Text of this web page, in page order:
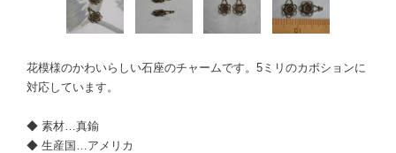
花模様のかわいらしい石座のチャームです。5ミリのカボションに
対応しています。
◆ 素材…真鍮
◆ 生産国…アメリカ